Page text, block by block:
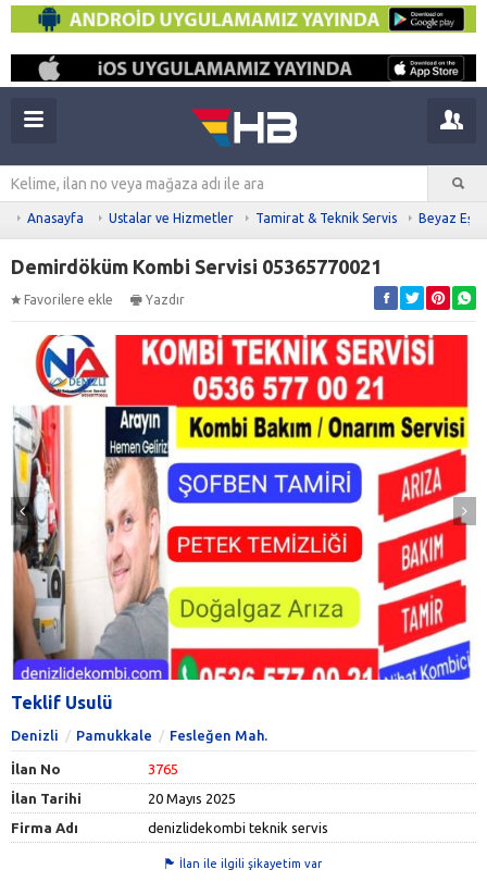
Anasayfa Ustalar ve Hizmetler Tamirat & Teknik Servis Beyaz
Demirdöküm Kombi Servisi 05365770021
Favorilere ekle Yazdır
Teklif Usulü
Denizli Pamukkale Fesleğen Mah.
İlan No
3765
İlan Tarihi
20 Mayıs 2025
Firma Adı
denizlidekombi teknik servis
İlan ile ilgili şikayetim var